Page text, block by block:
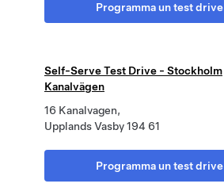
Programma un test drive
Self-Serve Test Drive - Stockholm
Kanalvägen
16 Kanalvagen,
Upplands Vasby 194 61
Programma un test drive